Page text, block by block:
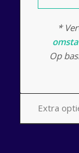
*
Op
Extra